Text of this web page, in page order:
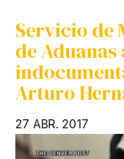
Servicio de
de
Arturo
27 ABR. 2017